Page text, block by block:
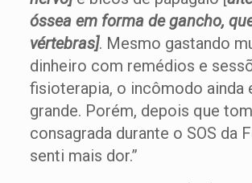
óssea em forma de gancho,
vértebras]. Mesmo gastando
dinheiro com remédios e
fisioterapia, o incômodo ainda
grande. Porém, depois que
consagrada durante o SOS da
senti mais dor.”